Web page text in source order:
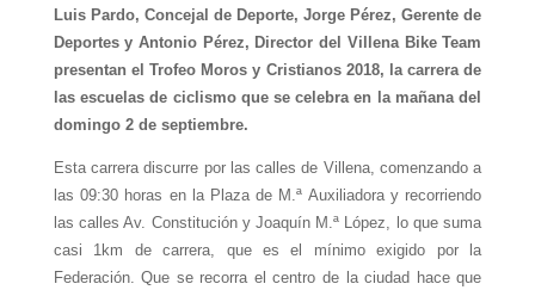
Luis Pardo, Concejal de Deporte, Jorge Pérez, Gerente de
Deportes y Antonio Pérez, Director del Villena Bike Team
presentan el Trofeo Moros y Cristianos 2018, la carrera de
las escuelas de ciclismo que se celebra en la mañana del
domingo 2 de septiembre.
Esta carrera discurre por las calles de Villena, comenzando a
las 09:30 horas en la Plaza de M.ª Auxiliadora y recorriendo
las calles Av. Constitución y Joaquín M.ª López, lo que suma
casi 1km de carrera, que es el mínimo exigido por la
Federación. Que se recorra el centro de la ciudad hace que